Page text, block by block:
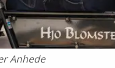
Anhede